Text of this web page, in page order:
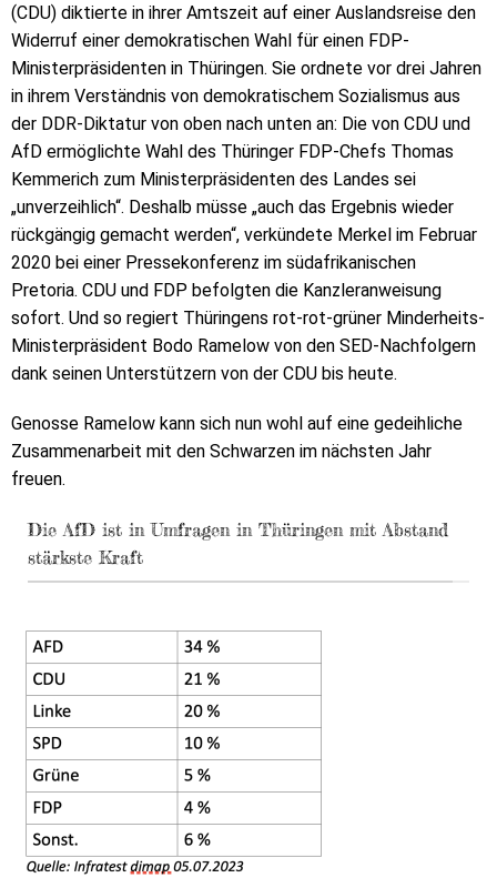
(CDU) diktierte in ihrer Amtszeit auf einer Auslandsreise den
Widerruf einer demokratischen Wahl für einen FDP-
Ministerpräsidenten in Thüringen. Sie ordnete vor drei Jahren
in ihrem Verständnis von demokratischem Sozialismus aus
der DDR-Diktatur von oben nach unten an: Die von CDU und
AfD ermöglichte Wahl des Thüringer FDP-Chefs Thomas
Kemmerich zum Ministerpräsidenten des Landes sei
„unverzeihlich“. Deshalb müsse „auch das Ergebnis wieder
rückgängig gemacht werden“, verkündete Merkel im Februar
2020 bei einer Pressekonferenz im südafrikanischen
Pretoria. CDU und FDP befolgten die Kanzleranweisung
sofort. Und so regiert Thüringens rot-rot-grüner Minderheits-
Ministerpräsident Bodo Ramelow von den SED-Nachfolgern
dank seinen Unterstützern von der CDU bis heute.
Genosse Ramelow kann sich nun wohl auf eine gedeihliche
Zusammenarbeit mit den Schwarzen im nächsten Jahr
freuen.
Die AfD ist in Umfragen in Thüringen mit Abstand
stärkste Kraft